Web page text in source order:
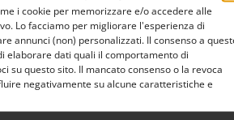
i cookie per memorizzare e/o accedere alle
Lo facciamo per migliorare l'esperienza di
annunci (non) personalizzati. Il consenso a
elaborare dati quali il comportamento di
su questo sito. Il mancato consenso o la revoca
negativamente su alcune caratteristiche e
per principianti a Milano: